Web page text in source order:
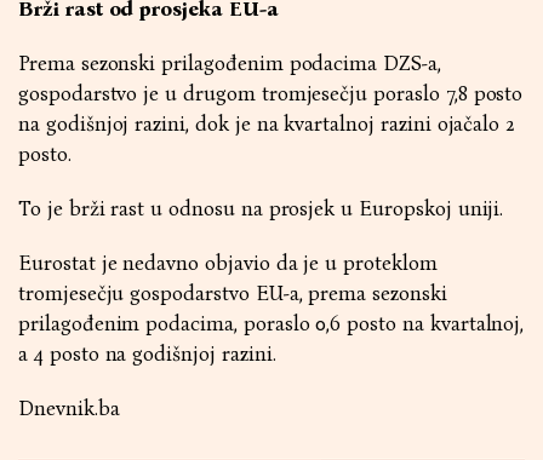
Brži rast od prosjeka EU-a
Prema sezonski prilagođenim podacima DZS-a,
gospodarstvo je u drugom tromjesečju poraslo 7,8 posto
na godišnjoj razini, dok je na kvartalnoj razini ojačalo 2
posto.
To je brži rast u odnosu na prosjek u Europskoj uniji.
Eurostat je nedavno objavio da je u proteklom
tromjesečju gospodarstvo EU-a, prema sezonski
prilagođenim podacima, poraslo 0,6 posto na kvartalnoj,
a 4 posto na godišnjoj razini.
Dnevnik.ba